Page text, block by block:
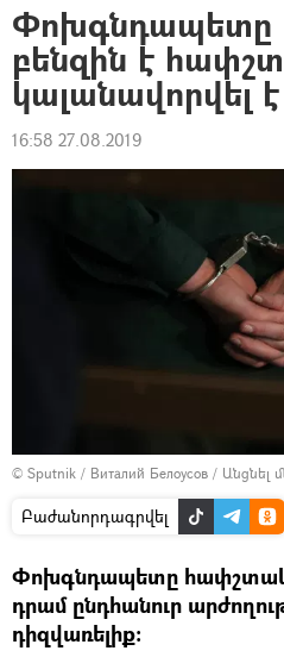
Փոխգնդապետը
բենզին է
կալանավորվել է
16:58 27.08.2019
© Sputnik / Виталий Белоусов / Անցնել
Բաժանորդագրվել
Փոխգնդապետը
դրամ ընդհանուր
դիզվառելիք։